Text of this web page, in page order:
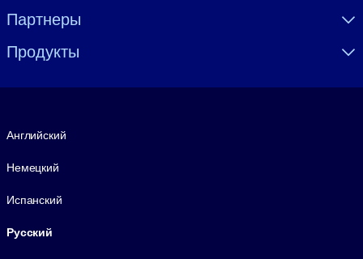
Партнеры
Продукты
Английский
Немецкий
Испанский
Русский